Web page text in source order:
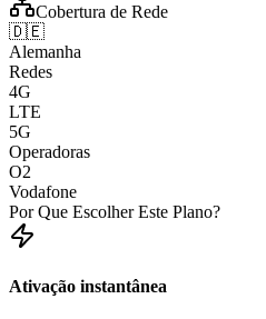
Cobertura de Rede
🇩🇪
Alemanha
Redes
4G
LTE
5G
Operadoras
O2
Vodafone
Por Que Escolher Este Plano?
Ativação instantânea